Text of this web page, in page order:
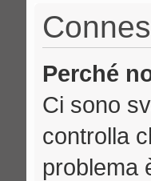
Perché
Ci sono
controlla
problema